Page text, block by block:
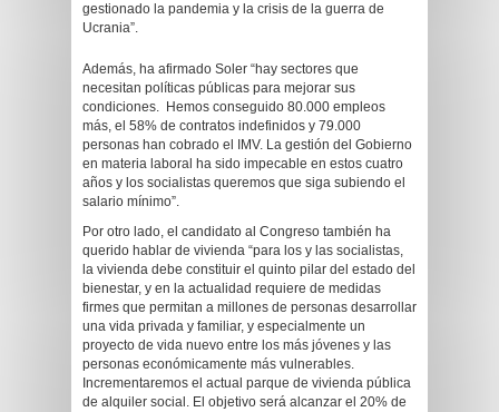
gestionado la pandemia y la crisis de la guerra de
Ucrania”.
Además, ha afirmado Soler “hay sectores que
necesitan políticas públicas para mejorar sus
condiciones. Hemos conseguido 80.000 empleos
más, el 58% de contratos indefinidos y 79.000
personas han cobrado el IMV. La gestión del Gobierno
en materia laboral ha sido impecable en estos cuatro
años y los socialistas queremos que siga subiendo el
salario mínimo”.
Por otro lado, el candidato al Congreso también ha
querido hablar de vivienda “para los y las socialistas,
la vivienda debe constituir el quinto pilar del estado del
bienestar, y en la actualidad requiere de medidas
firmes que permitan a millones de personas desarrollar
una vida privada y familiar, y especialmente un
proyecto de vida nuevo entre los más jóvenes y las
personas económicamente más vulnerables.
Incrementaremos el actual parque de vivienda pública
de alquiler social. El objetivo será alcanzar el 20% de